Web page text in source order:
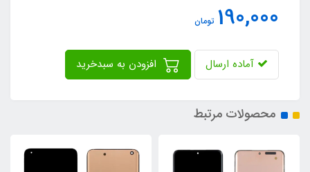
190,000 تومان
آماده ارسال
محصولات مرتبط